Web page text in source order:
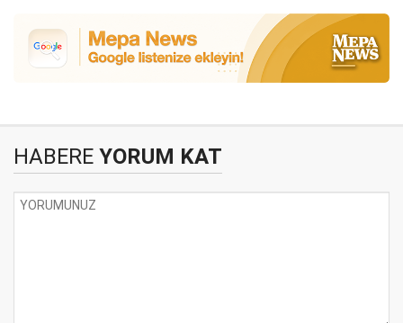
HABERE YORUM KAT